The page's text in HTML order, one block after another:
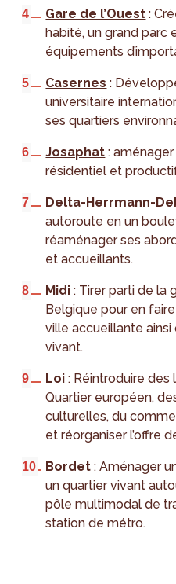
Gare de l’Ouest :
habité, un grand parc
équipements
Casernes :
universitaire
ses quartiers
Josaphat :
résidentiel et
Delta-Herrmann-
autoroute en un
réaménager ses
et accueillants.
Midi : Tirer parti de la
Belgique pour en
ville accueillante ainsi
vivant.
Loi : Réintroduire
Quartier européen,
culturelles, du
et réorganiser l’offre
Bordet : Aménager
un quartier vivant
pôle multimodal de
station de métro.